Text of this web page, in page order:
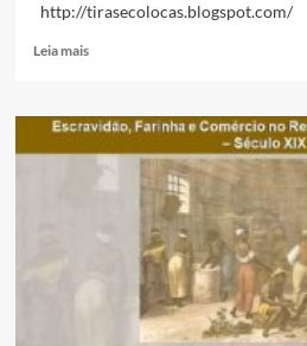
http://tirasecolocas.blogspot.com/
Leia maisRead
Acredita
em
Papai